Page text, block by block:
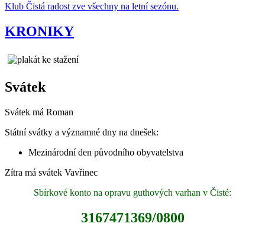
Klub Čistá radost zve všechny na letní sezónu.
KRONIKY
Svátek
Svátek má Roman
Státní svátky a významné dny na dnešek:
Mezinárodní den původního obyvatelstva
Zítra má svátek Vavřinec
Sbírkové konto na opravu guthových varhan v Čisté:
3167471369/0800